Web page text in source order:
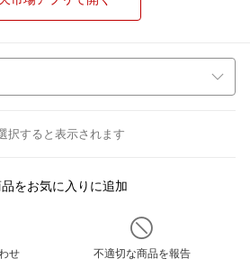
択すると表示されます
をお気に入りに追加
せ 不適切な商品を報告